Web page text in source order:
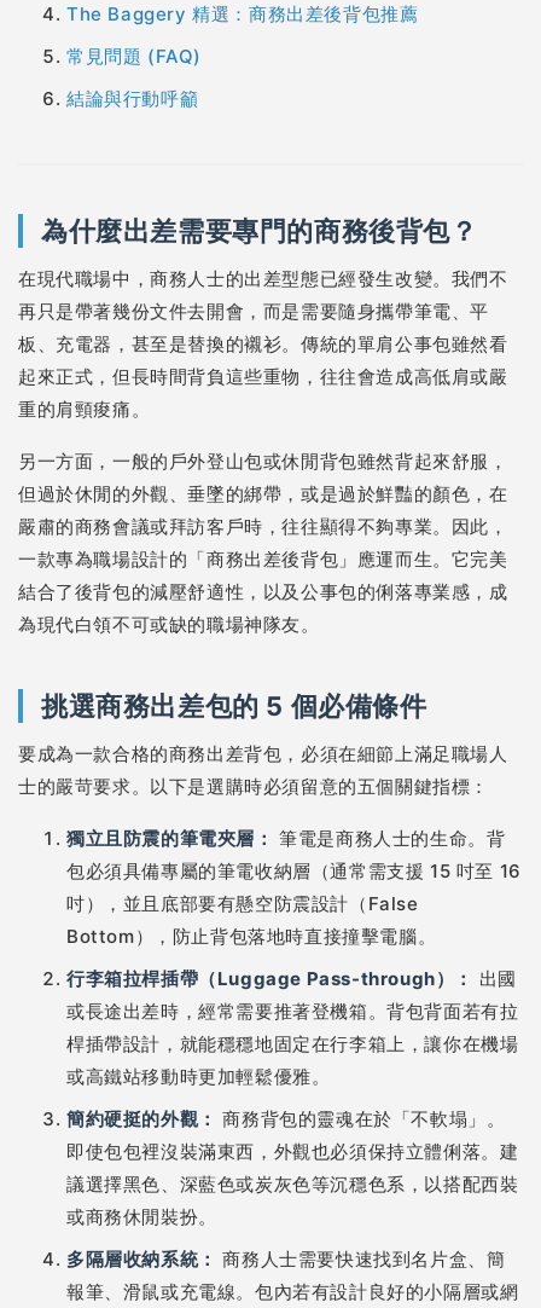
The Baggery 精選：商務出差後背包推薦
常見問題 (FAQ)
結論與行動呼籲
為什麼出差需要專門的商務後背包？
在現代職場中，商務人士的出差型態已經發生改變。我們不
再只是帶著幾份文件去開會，而是需要隨身攜帶筆電、平
板、充電器，甚至是替換的襯衫。傳統的單肩公事包雖然看
起來正式，但長時間背負這些重物，往往會造成高低肩或嚴
重的肩頸痠痛。
另一方面，一般的戶外登山包或休閒背包雖然背起來舒服，
但過於休閒的外觀、垂墜的綁帶，或是過於鮮豔的顏色，在
嚴肅的商務會議或拜訪客戶時，往往顯得不夠專業。因此，
一款專為職場設計的「商務出差後背包」應運而生。它完美
結合了後背包的減壓舒適性，以及公事包的俐落專業感，成
為現代白領不可或缺的職場神隊友。
挑選商務出差包的 5 個必備條件
要成為一款合格的商務出差背包，必須在細節上滿足職場人
士的嚴苛要求。以下是選購時必須留意的五個關鍵指標：
獨立且防震的筆電夾層： 筆電是商務人士的生命。背
包必須具備專屬的筆電收納層（通常需支援 15 吋至 16
吋），並且底部要有懸空防震設計（False
Bottom），防止背包落地時直接撞擊電腦。
行李箱拉桿插帶（Luggage Pass-through）：
出國
或長途出差時，經常需要推著登機箱。背包背面若有拉
桿插帶設計，就能穩穩地固定在行李箱上，讓你在機場
或高鐵站移動時更加輕鬆優雅。
簡約硬挺的外觀： 商務背包的靈魂在於「不軟塌」。
即使包包裡沒裝滿東西，外觀也必須保持立體俐落。建
議選擇黑色、深藍色或炭灰色等沉穩色系，以搭配西裝
或商務休閒裝扮。
多隔層收納系統： 商務人士需要快速找到名片盒、簡
報筆、滑鼠或充電線。包內若有設計良好的小隔層或網